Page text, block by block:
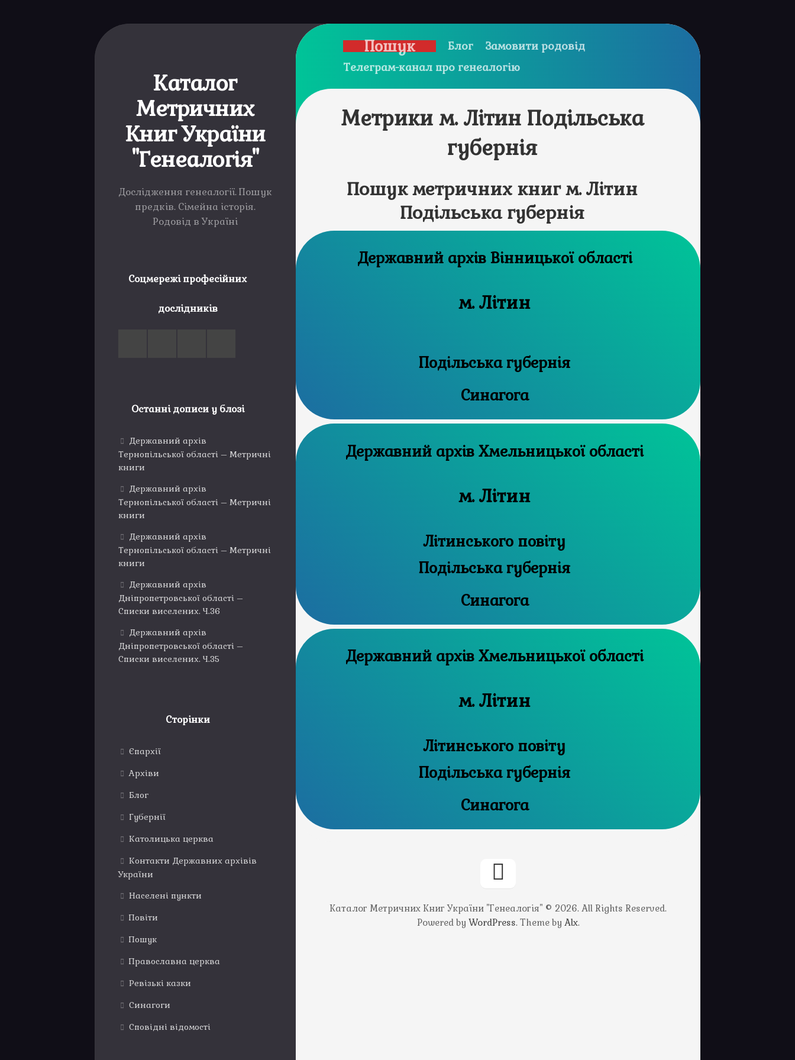
Каталог
Метричних
Книг України
"Генеалогія"
Дослідження генеалогії. Пошук
предків. Сімейна історія.
Родовід в Україні
Соцмережі професійних
дослідників
Останні дописи у блозі
Державний архів
Тернопільської області – Метричні
книги
Державний архів
Тернопільської області – Метричні
книги
Державний архів
Тернопільської області – Метричні
книги
Державний архів
Дніпропетровської області –
Списки виселених. Ч.36
Державний архів
Дніпропетровської області –
Списки виселених. Ч.35
Сторінки
Єпархії
Архіви
Блог
Губернії
Католицька церква
Контакти Державних архівів
України
Населені пункти
Повіти
Пошук
Православна церква
Ревізькі казки
Синагоги
Сповідні відомості
Пошук Блог
Замовити родовід
Телеграм-канал про генеалогію
Метрики м. Літин Подільська
губернія
Пошук метричних книг м. Літин
Подільська губернія
Державний архів Вінницької області
м. Літин
Подільська губернія
Синагога
Державний архів Хмельницької області
м. Літин
Літинського повіту
Подільська губернія
Синагога
Державний архів Хмельницької області
м. Літин
Літинського повіту
Подільська губернія
Синагога
Каталог Метричних Книг України "Генеалогія" © 2026. All Rights Reserved.
Powered by WordPress. Theme by Alx.